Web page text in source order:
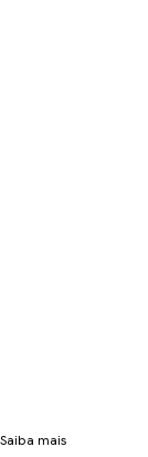
Saiba mais